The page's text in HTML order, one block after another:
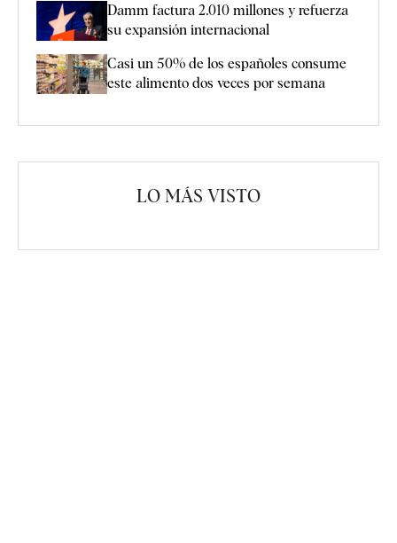
Damm factura 2.010 millones y refuerza
su expansión internacional
Casi un 50% de los españoles consume
este alimento dos veces por semana
LO MÁS VISTO